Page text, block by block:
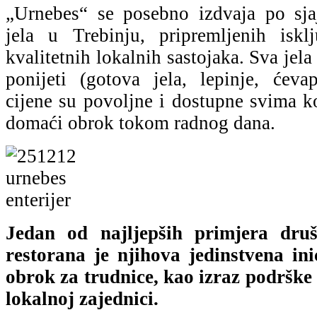
„Urnebes“ se posebno izdvaja po
jela u Trebinju, pripremljenih
kvalitetnih lokalnih sastojaka. Sva
ponijeti (gotova jela, lepinje,
cijene su povoljne i dostupne svima
domaći obrok tokom radnog dana.
Jedan od najljepših primjera
restorana je njihova jedinstvena
obrok za trudnice, kao izraz
lokalnoj zajednici.